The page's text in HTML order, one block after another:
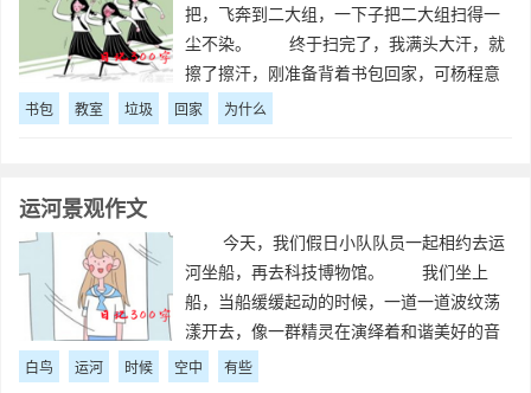
把，飞奔到二大组，一下子把二大组扫得一
尘不染。 终于扫完了，我满头大汗，就
擦了擦汗，刚准备背着书包回家，可杨程意
却叫住了我，让我去倒垃圾，我心里想：
唉！为什么杨程意每次都叫我去呢？还是不
书包 教室 垃圾 回家 为什么
运河景观作文
今天，我们假日小队队员一起相约去运
河坐船，再去科技博物馆。 我们坐上
船，当船缓缓起动的时候，一道一道波纹荡
漾开去，像一群精灵在演绎着和谐美好的音
符。两岸的植被被河水浸润着，显得更加葱
白鸟 运河 时候 空中 有些